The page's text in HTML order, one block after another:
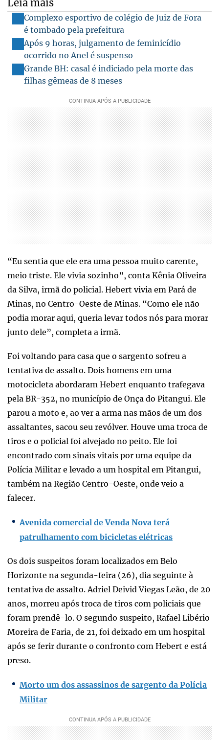
Leia mais
Complexo esportivo de colégio de Juiz de Fora
é tombado pela prefeitura
Após 9 horas, julgamento de feminicídio
ocorrido no Anel é suspenso
Grande BH: casal é indiciado pela morte das
filhas gêmeas de 8 meses
“Eu sentia que ele era uma pessoa muito carente,
meio triste. Ele vivia sozinho”, conta Kênia Oliveira
da Silva, irmã do policial. Hebert vivia em Pará de
Minas, no Centro-Oeste de Minas. “Como ele não
podia morar aqui, queria levar todos nós para morar
junto dele”, completa a irmã.
Foi voltando para casa que o sargento sofreu a
tentativa de assalto. Dois homens em uma
motocicleta abordaram Hebert enquanto trafegava
pela BR-352, no município de Onça do Pitangui. Ele
parou a moto e, ao ver a arma nas mãos de um dos
assaltantes, sacou seu revólver. Houve uma troca de
tiros e o policial foi alvejado no peito. Ele foi
encontrado com sinais vitais por uma equipe da
Polícia Militar e levado a um hospital em Pitangui,
também na Região Centro-Oeste, onde veio a
falecer.
Avenida comercial de Venda Nova terá
patrulhamento com bicicletas elétricas
Os dois suspeitos foram localizados em Belo
Horizonte na segunda-feira (26), dia seguinte à
tentativa de assalto. Adriel Deivid Viegas Leão, de 20
anos, morreu após troca de tiros com policiais que
foram prendê-lo. O segundo suspeito, Rafael Libério
Moreira de Faria, de 21, foi deixado em um hospital
após se ferir durante o confronto com Hebert e está
preso.
Morto um dos assassinos de sargento da Polícia
Militar